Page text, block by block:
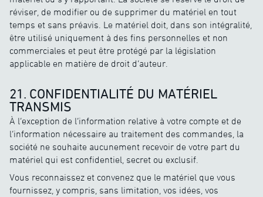
réviser, de modifier ou de supprimer du matériel en tout
temps et sans préavis. Le matériel doit, dans son intégralité,
être utilisé uniquement à des fins personnelles et non
commerciales et peut être protégé par la législation
applicable en matière de droit d’auteur.
21. CONFIDENTIALITÉ DU MATÉRIEL
TRANSMIS
À l’exception de l’information relative à votre compte et de
l’information nécessaire au traitement des commandes, la
société ne souhaite aucunement recevoir de votre part du
matériel qui est confidentiel, secret ou exclusif.
Vous reconnaissez et convenez que le matériel que vous
fournissez, y compris, sans limitation, vos idées, vos